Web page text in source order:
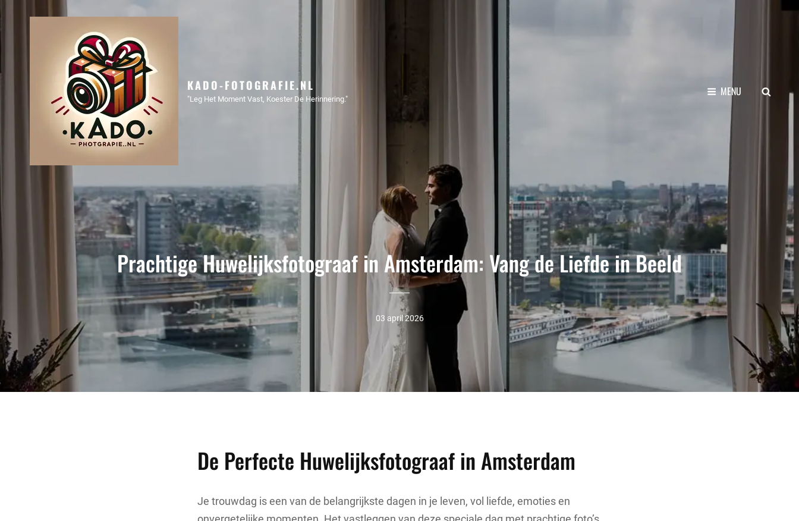
KADO-FOTOGRAFIE.NL
"Leg Het Moment Vast, Koester De Herinnering."
MENU SEARCH
Prachtige Huwelijksfotograaf in Amsterdam: Vang de Liefde in Beeld
03 april 2026
De Perfecte Huwelijksfotograaf in Amsterdam
Je trouwdag is een van de belangrijkste dagen in je leven, vol liefde, emoties en